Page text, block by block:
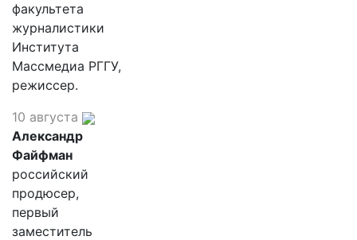
факультета
журналистики
Института
Массмедиа РГГУ,
режиссер.
10 августа
Александр
Файфман
российский
продюсер,
первый
заместитель